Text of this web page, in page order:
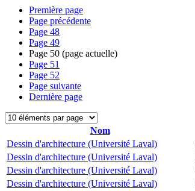
Première page
Page précédente
Page 48
Page 49
Page 50 (page actuelle)
Page 51
Page 52
Page suivante
Dernière page
Nom
Dessin d'architecture (Université Laval)
Dessin d'architecture (Université Laval)
Dessin d'architecture (Université Laval)
Dessin d'architecture (Université Laval)